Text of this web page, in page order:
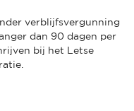
verblijfsvergunning
dan 90 dagen per
bij het Letse